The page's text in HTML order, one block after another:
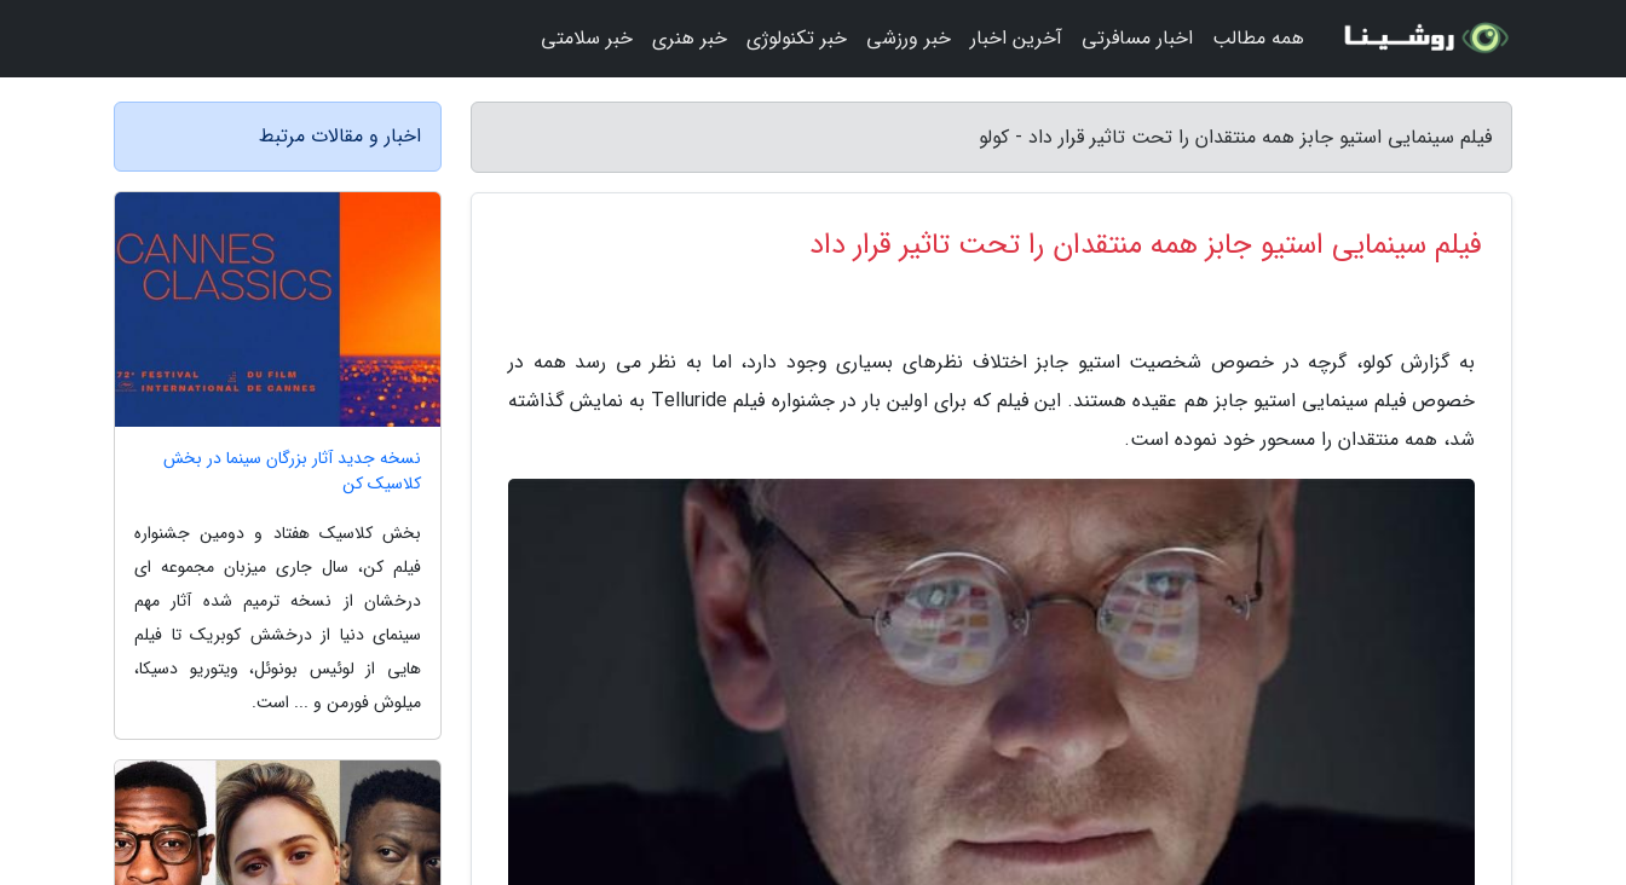
فیلم سینمایی استیو جابز همه منتقدان را تحت تاثیر قرار داد - کولو
فیلم سینمایی استیو جابز همه منتقدان را تحت تاثیر قرار داد
به گزارش کولو، گرچه در خصوص شخصیت استیو جابز اختلاف نظرهای بسیاری وجود دارد، اما به نظر می رسد همه در
خصوص فیلم سینمایی استیو جابز هم عقیده هستند. این فیلم که برای اولین بار در جشنواره فیلم Telluride به نمایش گذاشته
شد، همه منتقدان را مسحور خود نموده است.
اخبار و مقالات مرتبط
نسخه جدید آثار بزرگان سینما در بخش
کلاسیک کن
بخش کلاسیک هفتاد و دومین جشنواره
فیلم کن، سال جاری میزبان مجموعه ای
درخشان از نسخه ترمیم شده آثار مهم
سینمای دنیا از درخشش کوبریک تا فیلم
هایی از لوئیس بونوئل، ویتوریو دسیکا،
میلوش فورمن و ... است.
همه مطالب اخبار مسافرتی آخرین اخبار خبر ورزشی خبر تکنولوژی خبر هنری خبر سلامتی